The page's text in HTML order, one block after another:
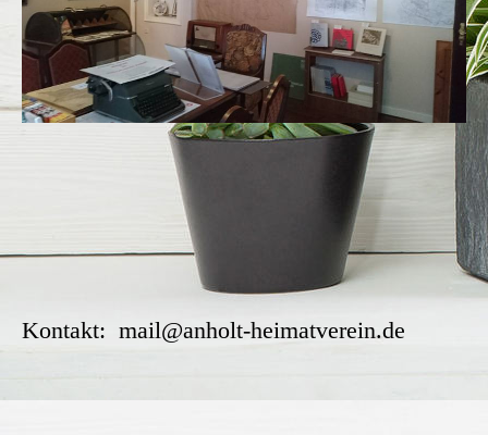
Kontakt: mail@anholt-heimatverein.de